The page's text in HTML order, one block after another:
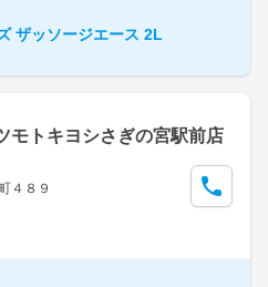
ザッソージエース 2L
モトキヨシさぎの宮駅前店
４８９